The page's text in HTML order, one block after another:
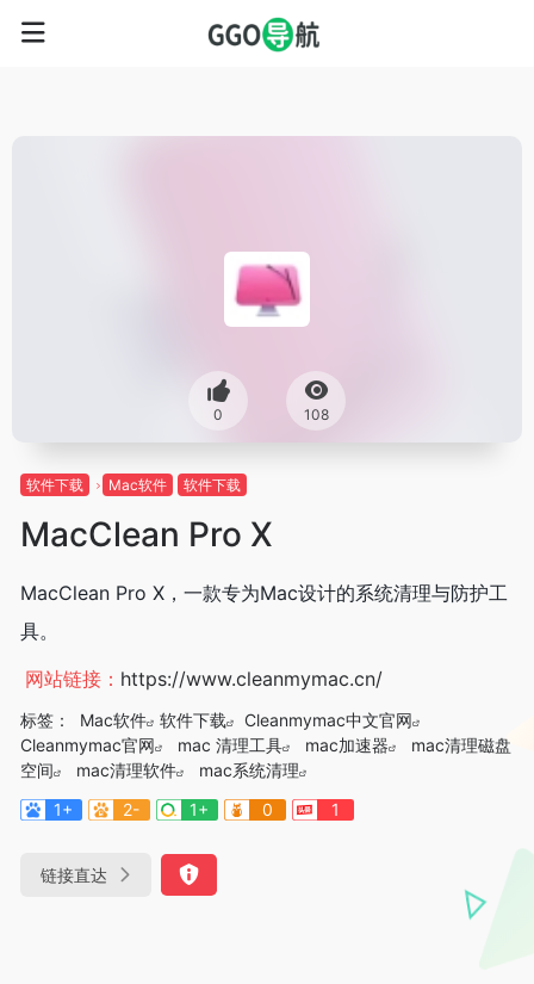
0 108
软件下载 Mac软件 软件下载
MacClean Pro X
MacClean Pro X，一款专为Mac设计的系统清理与防护工
具。
网站链接： https://www.cleanmymac.cn/
标签： Mac软件 软件下载
Cleanmymac中文官网
Cleanmymac官网
mac 清理工具 mac加速器
mac清理磁盘
空间
mac清理软件
mac系统清理
1+
2- 1+ 0 1
链接直达